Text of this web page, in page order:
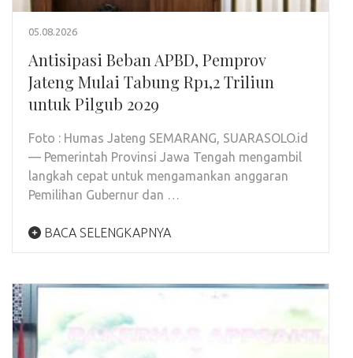
05.08.2026
Antisipasi Beban APBD, Pemprov
Jateng Mulai Tabung Rp1,2 Triliun
untuk Pilgub 2029
Foto : Humas Jateng SEMARANG, SUARASOLO.id
— Pemerintah Provinsi Jawa Tengah mengambil
langkah cepat untuk mengamankan anggaran
Pemilihan Gubernur dan …
BACA SELENGKAPNYA